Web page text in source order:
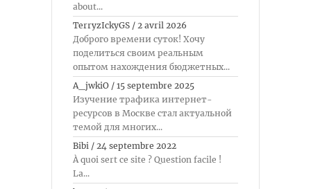
about...
TerryzIckyGS / 2 avril 2026
Доброго времени суток! Хочу
поделиться своим реальным
опытом нахождения бюджетных...
A_jwkiO / 15 septembre 2025
Изучение трафика интернет-
ресурсов в Москве стал актуальной
темой для многих...
Bibi / 24 septembre 2022
À quoi sert ce site ? Question facile !
La...